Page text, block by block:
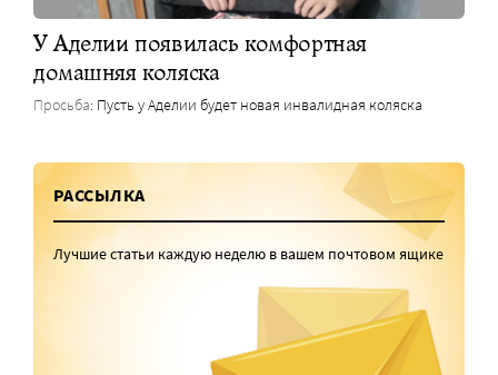
У Аделии появилась комфортная
домашняя коляска
Просьба: Пусть у Аделии будет новая инвалидная коляска
РАССЫЛКА
Лучшие статьи каждую неделю в вашем почтовом ящике